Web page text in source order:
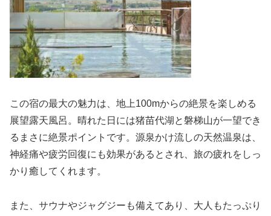
この宿の最大の魅力は、地上100mからの絶景を楽しめる
展望露天風呂。晴れた日には猪苗代湖と磐梯山が一望でき
るまさに絶景ポイントです。源泉かけ流しの天然温泉は、
神経痛や疲労回復にも効果があるとされ、旅の疲れをしっ
かり癒してくれます。
また、サウナやジャグジーも備えてあり、大人もたっぷり